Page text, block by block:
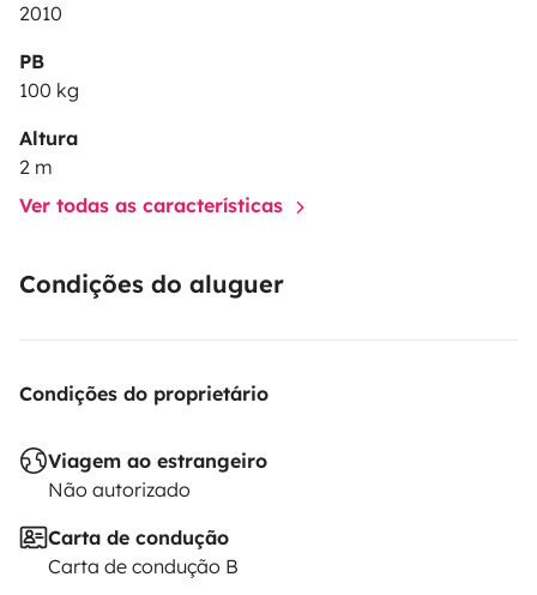
2010
PB
100 kg
Altura
2 m
Ver todas as características
Condições do aluguer
Condições do proprietário
Viagem ao estrangeiro
Não autorizado
Carta de condução
Carta de condução B